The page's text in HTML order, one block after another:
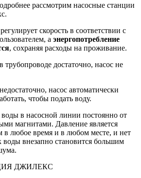
рассмотрим насосные станции
скорость в соответствии с
а энергопотребление
, сохраняя расходы на проживание.
трубопроводе достаточно, насос не
насос автоматически
чтобы подать воду.
в насосной линии постоянно от
магнитами. Давление является
любое время и в любом месте, и нет
воды внезапно становится большим
ДЖИЛЕКС